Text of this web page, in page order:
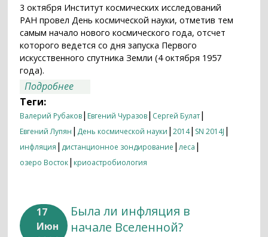
3 октября Институт космических исследований
РАН провел День космической науки, отметив тем
самым начало нового космического года, отсчет
которого ведется со дня запуска Первого
искусственного спутника Земли (4 октября 1957
года).
Подробнее
Теги:
Валерий Рубаков| Евгений Чуразов| Сергей Булат|
Евгений Лупян | День космической науки |2014| SN 2014J |
инфляция | дистанционное зондирование |леса |
озеро Восток| криоастробиология
17
Июн
Была ли инфляция в
начале Вселенной?